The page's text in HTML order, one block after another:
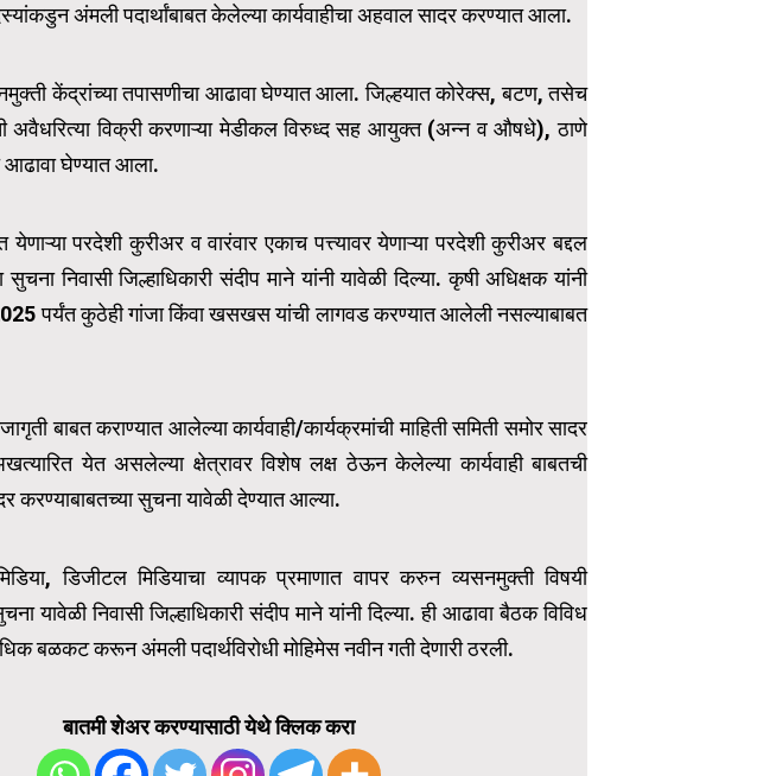
अंमली पदार्थांबाबत केलेल्या कार्यवाहीचा अहवाल सादर करण्यात आला.
केंद्रांच्या तपासणीचा आढावा घेण्यात आला. जिल्हयात कोरेक्स, बटण, तसेच
अवैधरित्या विक्री करणाऱ्या मेडीकल विरुध्द सह आयुक्त (अन्न व औषधे), ठाणे
आढावा घेण्यात आला.
येणाऱ्या परदेशी कुरीअर व वारंवार एकाच पत्त्यावर येणाऱ्या परदेशी कुरीअर बद्दल
सुचना निवासी जिल्हाधिकारी संदीप माने यांनी यावेळी दिल्या. कृषी अधिक्षक यांनी
पर्यंत कुठेही गांजा किंवा खसखस यांची लागवड करण्यात आलेली नसल्याबाबत
बाबत कराण्यात आलेल्या कार्यवाही/कार्यक्रमांची माहिती समिती समोर सादर
येत असलेल्या क्षेत्रावर विशेष लक्ष ठेऊन केलेल्या कार्यवाही बाबतची
करण्याबाबतच्या सुचना यावेळी देण्यात आल्या.
डिजीटल मिडियाचा व्यापक प्रमाणात वापर करुन व्यसनमुक्ती विषयी
यावेळी निवासी जिल्हाधिकारी संदीप माने यांनी दिल्या. ही आढावा बैठक विविध
बळकट करून अंमली पदार्थविरोधी मोहिमेस नवीन गती देणारी ठरली.
बातमी शेअर करण्यासाठी येथे क्लिक करा